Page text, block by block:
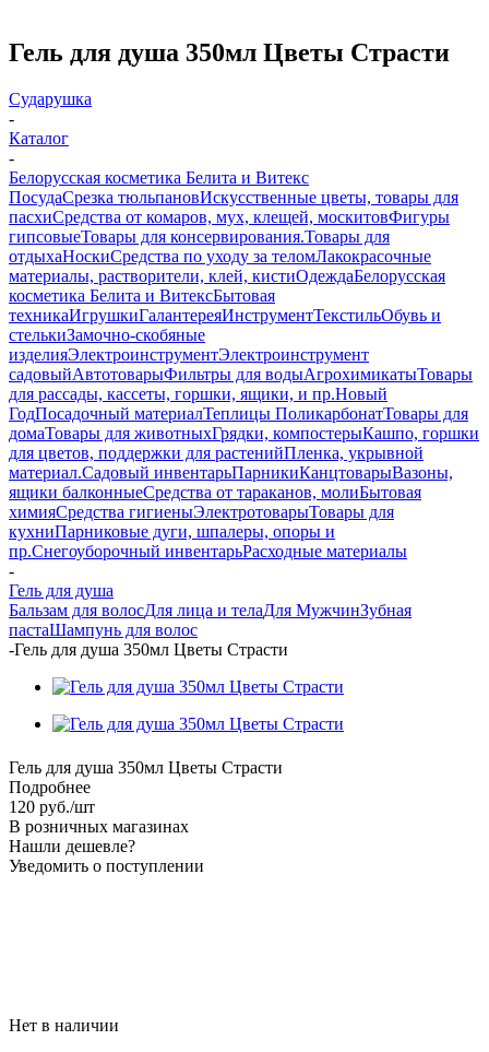
Гель для душа 350мл Цветы Страсти
Сударушка
-
Каталог
-
Белорусская косметика Белита и Витекс
ПосудаСрезка тюльпановИскусственные цветы, товары для
пасхиСредства от комаров, мух, клещей, москитовФигуры
гипсовыеТовары для консервирования.Товары для
отдыхаНоскиСредства по уходу за теломЛакокрасочные
материалы, растворители, клей, кистиОдеждаБелорусская
косметика Белита и ВитексБытовая
техникаИгрушкиГалантереяИнструментТекстильОбувь и
стелькиЗамочно-скобяные
изделияЭлектроинструментЭлектроинструмент
садовыйАвтотоварыФильтры для водыАгрохимикатыТовары
для рассады, кассеты, горшки, ящики, и пр.Новый
ГодПосадочный материалТеплицы ПоликарбонатТовары для
домаТовары для животныхГрядки, компостерыКашпо, горшки
для цветов, поддержки для растенийПленка, укрывной
материал.Садовый инвентарьПарникиКанцтоварыВазоны,
ящики балконныеСредства от тараканов, молиБытовая
химияСредства гигиеныЭлектротоварыТовары для
кухниПарниковые дуги, шпалеры, опоры и
пр.Снегоуборочный инвентарьРасходные материалы
-
Гель для душа
Бальзам для волосДля лица и телаДля МужчинЗубная
пастаШампунь для волос
-Гель для душа 350мл Цветы Страсти
Гель для душа 350мл Цветы Страсти
Подробнее
120 руб./шт
В розничных магазинах
Нашли дешевле?
Уведомить о поступлении
Нет в наличии